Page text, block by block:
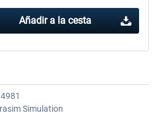
Añadir a la cesta
Simulation